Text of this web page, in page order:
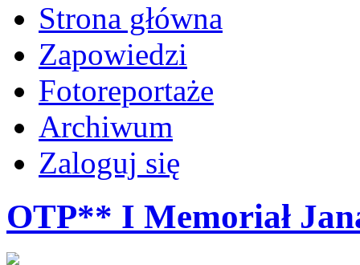
Strona główna
Zapowiedzi
Fotoreportaże
Archiwum
Zaloguj się
OTP** I Memoriał